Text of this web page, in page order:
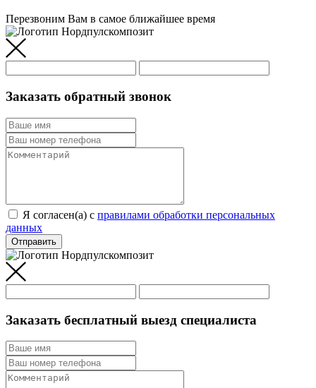
Перезвоним Вам в самое ближайшее время
Заказать обратный звонок
Я согласен(а) c правилами обработки персональных
данных
Отправить
Заказать бесплатный выезд специалиста